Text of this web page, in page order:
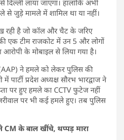
लाया जाएगा। हालांकि अभी
से जुड़े मामले में शामिल था या नहीं।
रही है जो कॉल और चैट के जरिए
एक टीम राजकोट में उन 5 और लोगों
के मोबाइल से लिया गया है।
ने हमले को लेकर पुलिस की
में पार्टी प्रदेश अध्यक्ष सौरभ भारद्वाज ने
पर हुए हमले का CCTV फुटेज नहीं
पर भी कई हमले हुए। तब पुलिस
CM के बाल खींचे, थप्पड़ मारा